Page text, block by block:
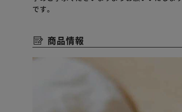
四季なりのイチゴで暖かい室内で管理すれば
です。
商品情報